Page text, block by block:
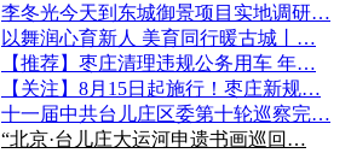
李冬光今天到东城御景项目实地调研…
以舞润心育新人 美育同行暖古城丨…
【推荐】枣庄清理违规公务用车 年…
【关注】8月15日起施行！枣庄新规…
十一届中共台儿庄区委第十轮巡察完…
“北京·台儿庄大运河申遗书画巡回…